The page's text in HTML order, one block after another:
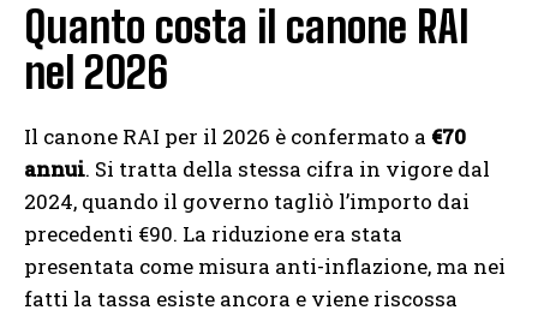
Quanto costa il canone RAI
nel 2026
Il canone RAI per il 2026 è confermato a €70
annui. Si tratta della stessa cifra in vigore dal
2024, quando il governo tagliò l’importo dai
precedenti €90. La riduzione era stata
presentata come misura anti-inflazione, ma nei
fatti la tassa esiste ancora e viene riscossa